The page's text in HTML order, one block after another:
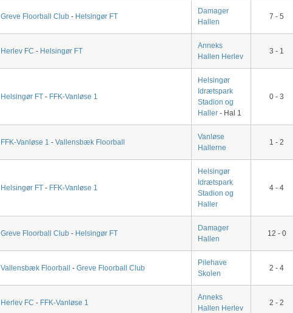
Greve Floorball Club - Helsingør FT
Damager
Hallen
7 - 5
Herlev FC - Helsingør FT
Anneks
Hallen Herlev
3 - 1
Helsingør FT - FFK-Vanløse 1
Helsingør
Idrætspark
Stadion og
Haller- Hal 1
0 - 3
FFK-Vanløse 1 - Vallensbæk Floorball
Vanløse
Hallerne
1 - 2
Helsingør FT - FFK-Vanløse 1
Helsingør
Idrætspark
Stadion og
Haller
4 - 4
Greve Floorball Club - Helsingør FT
Damager
Hallen
12 - 0
Vallensbæk Floorball - Greve Floorball Club
Pilehave
Skolen
2 - 4
Herlev FC - FFK-Vanløse 1
Anneks
Hallen Herlev
2 - 2